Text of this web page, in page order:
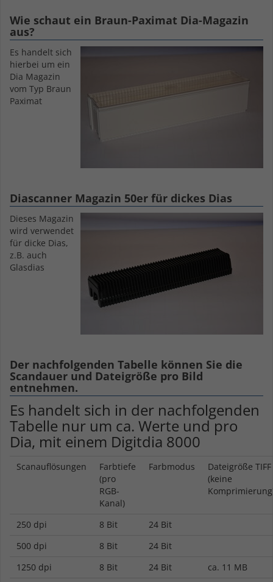
Wie schaut ein Braun-Paximat Dia-Magazin
aus?
Es handelt sich
hierbei um ein
Dia Magazin
vom Typ Braun
Paximat
Diascanner Magazin 50er für dickes Dias
Dieses Magazin
wird verwendet
für dicke Dias,
z.B. auch
Glasdias
Der nachfolgenden Tabelle können Sie die
Scandauer und Dateigröße pro Bild
entnehmen.
Es handelt sich in der nachfolgenden
Tabelle nur um ca. Werte und pro
Dia, mit einem Digitdia 8000
Scanauflösungen
Farbtiefe
(pro
RGB-
Kanal)
Farbmodus
Dateigröße TIFF
(keine
250 dpi 8 Bit
24 Bit
500 dpi
8 Bit
24 Bit
1250 dpi
8 Bit 24 Bit
ca. 11 MB